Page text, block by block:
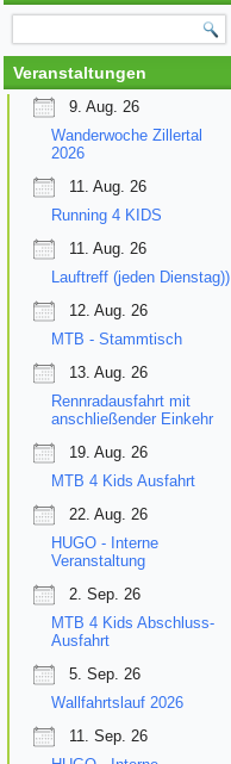
Veranstaltungen
9. Aug. 26
Wanderwoche Zillertal
2026
11. Aug. 26
Running 4 KIDS
11. Aug. 26
Lauftreff (jeden Dienstag))
12. Aug. 26
MTB - Stammtisch
13. Aug. 26
Rennradausfahrt mit
anschließender Einkehr
19. Aug. 26
MTB 4 Kids Ausfahrt
22. Aug. 26
HUGO - Interne
Veranstaltung
2. Sep. 26
MTB 4 Kids Abschluss-
Ausfahrt
5. Sep. 26
Wallfahrtslauf 2026
11. Sep. 26